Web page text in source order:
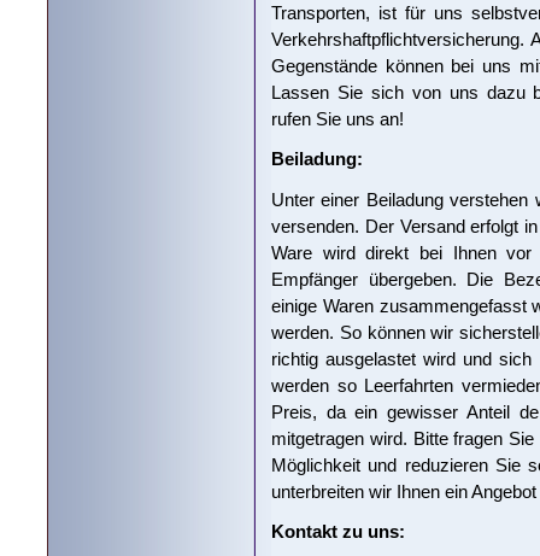
Transporten, ist für uns
Verkehrshaftpflichtversicherung.
Gegenstände können bei uns
Lassen Sie sich von uns dazu
rufen Sie uns an!
Beiladung:
Unter einer Beiladung
versenden. Der Versand erfolgt
Ware wird direkt bei Ihnen
Empfänger übergeben. Die
einige Waren zusammengefasst
werden. So können wir
richtig ausgelastet wird und
werden so Leerfahrten
Preis, da ein gewisser Anteil
mitgetragen wird. Bitte fragen
Möglichkeit und reduzieren Sie
unterbreiten wir Ihnen ein
Kontakt zu uns: